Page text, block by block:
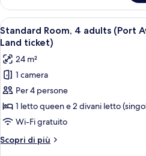
Superior
Apri
tutte
le
foto
per
Standard
Room,
4
adults
(Port
6
Standard Room, 4 adults (Port
Land ticket)
24 m²
1 camera
Per 4 persone
1 letto queen e 2 divani letto
Wi-Fi gratuito
Scopri di più
Altri